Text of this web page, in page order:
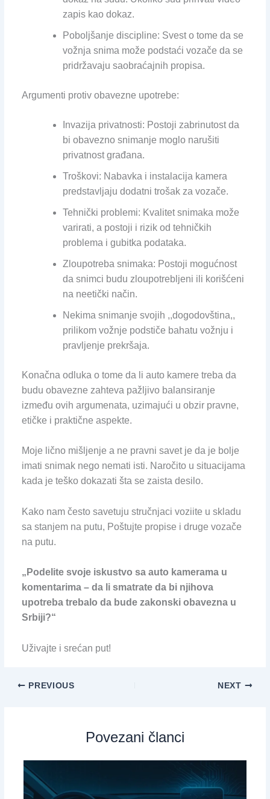
zapis kao dokaz.
Poboljšanje discipline: Svest o tome da se
vožnja snima može podstaći vozače da se
pridržavaju saobraćajnih propisa.
Argumenti protiv obavezne upotrebe:
Invazija privatnosti: Postoji zabrinutost da
bi obavezno snimanje moglo narušiti
privatnost građana.
Troškovi: Nabavka i instalacija kamera
predstavljaju dodatni trošak za vozače.
Tehnički problemi: Kvalitet snimaka može
varirati, a postoji i rizik od tehničkih
problema i gubitka podataka.
Zloupotreba snimaka: Postoji mogućnost
da snimci budu zloupotrebljeni ili korišćeni
na neetički način.
Nekima snimanje svojih ,,dogodovština,,
prilikom vožnje podstiče bahatu vožnju i
pravljenje prekršaja.
Konačna odluka o tome da li auto kamere treba da
budu obavezne zahteva pažljivo balansiranje
između ovih argumenata, uzimajući u obzir pravne,
etičke i praktične aspekte.
Moje lično mišljenje a ne pravni savet je da je bolje
imati snimak nego nemati isti. Naročito u situacijama
kada je teško dokazati šta se zaista desilo.
Kako nam često savetuju stručnjaci voziite u skladu
sa stanjem na putu, Poštujte propise i druge vozače
na putu.
„Podelite svoje iskustvo sa auto kamerama u
komentarima – da li smatrate da bi njihova
upotreba trebalo da bude zakonski obavezna u
Srbiji?“
Uživajte i srećan put!
PREVIOUS NEXT
Povezani članci